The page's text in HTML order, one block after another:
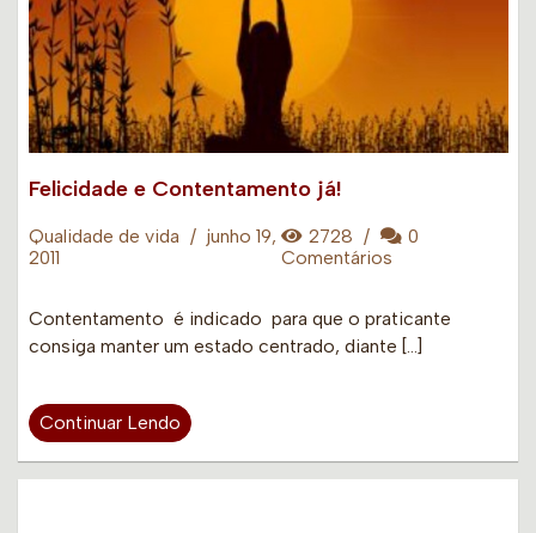
Felicidade e Contentamento já!
Qualidade de vida / junho 19,
2011
2728 /
0
Comentários
Contentamento é indicado para que o praticante
consiga manter um estado centrado, diante […]
Continuar Lendo